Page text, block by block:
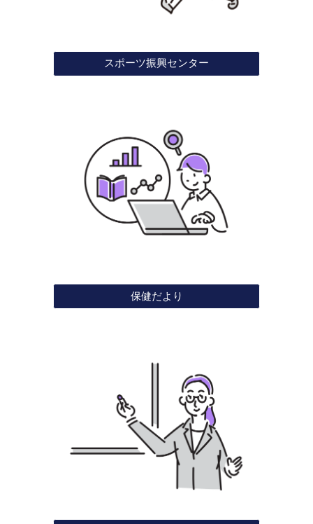
スポーツ振興センター
保健だより